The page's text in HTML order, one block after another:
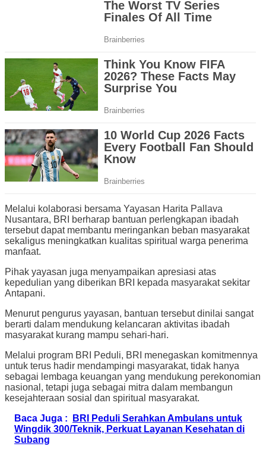
Melalui kolaborasi bersama Yayasan Harita Pallava
Nusantara, BRI berharap bantuan perlengkapan ibadah
tersebut dapat membantu meringankan beban masyarakat
sekaligus meningkatkan kualitas spiritual warga penerima
manfaat.
Pihak yayasan juga menyampaikan apresiasi atas
kepedulian yang diberikan BRI kepada masyarakat sekitar
Antapani.
Menurut pengurus yayasan, bantuan tersebut dinilai sangat
berarti dalam mendukung kelancaran aktivitas ibadah
masyarakat kurang mampu sehari-hari.
Melalui program BRI Peduli, BRI menegaskan komitmennya
untuk terus hadir mendampingi masyarakat, tidak hanya
sebagai lembaga keuangan yang mendukung perekonomian
nasional, tetapi juga sebagai mitra dalam membangun
kesejahteraan sosial dan spiritual masyarakat.
Baca Juga :
BRI Peduli Serahkan Ambulans untuk
Wingdik 300/Teknik, Perkuat Layanan Kesehatan di
Subang